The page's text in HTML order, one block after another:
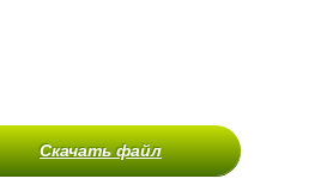
Скачать файл